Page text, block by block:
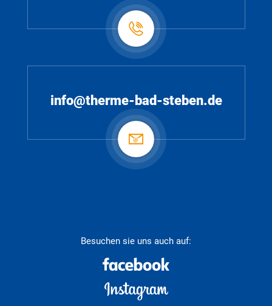
info@therme-bad-steben.de
Besuchen sie uns auch auf: